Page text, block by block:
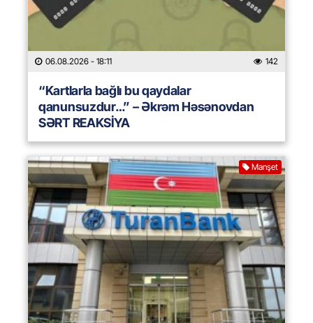
06.08.2026 - 18:11 142
“Kartlarla bağlı bu qaydalar
qanunsuzdur…” – Əkrəm Həsənovdan
SƏRT REAKSİYA
Manşet